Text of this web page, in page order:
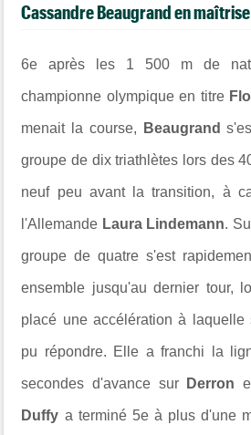
Cassandre Beaugrand en maîtrise
6e après les 1 500 m de
championne olympique en titre
menait la course, Beaugrand
groupe de dix triathlètes lors des
neuf peu avant la transition, à
l'Allemande Laura Lindemann.
groupe de quatre s'est
ensemble jusqu'au dernier tour,
placé une accélération à laquelle
pu répondre. Elle a franchi la
secondes d'avance sur Derron
Duffy a terminé 5e à plus d'une